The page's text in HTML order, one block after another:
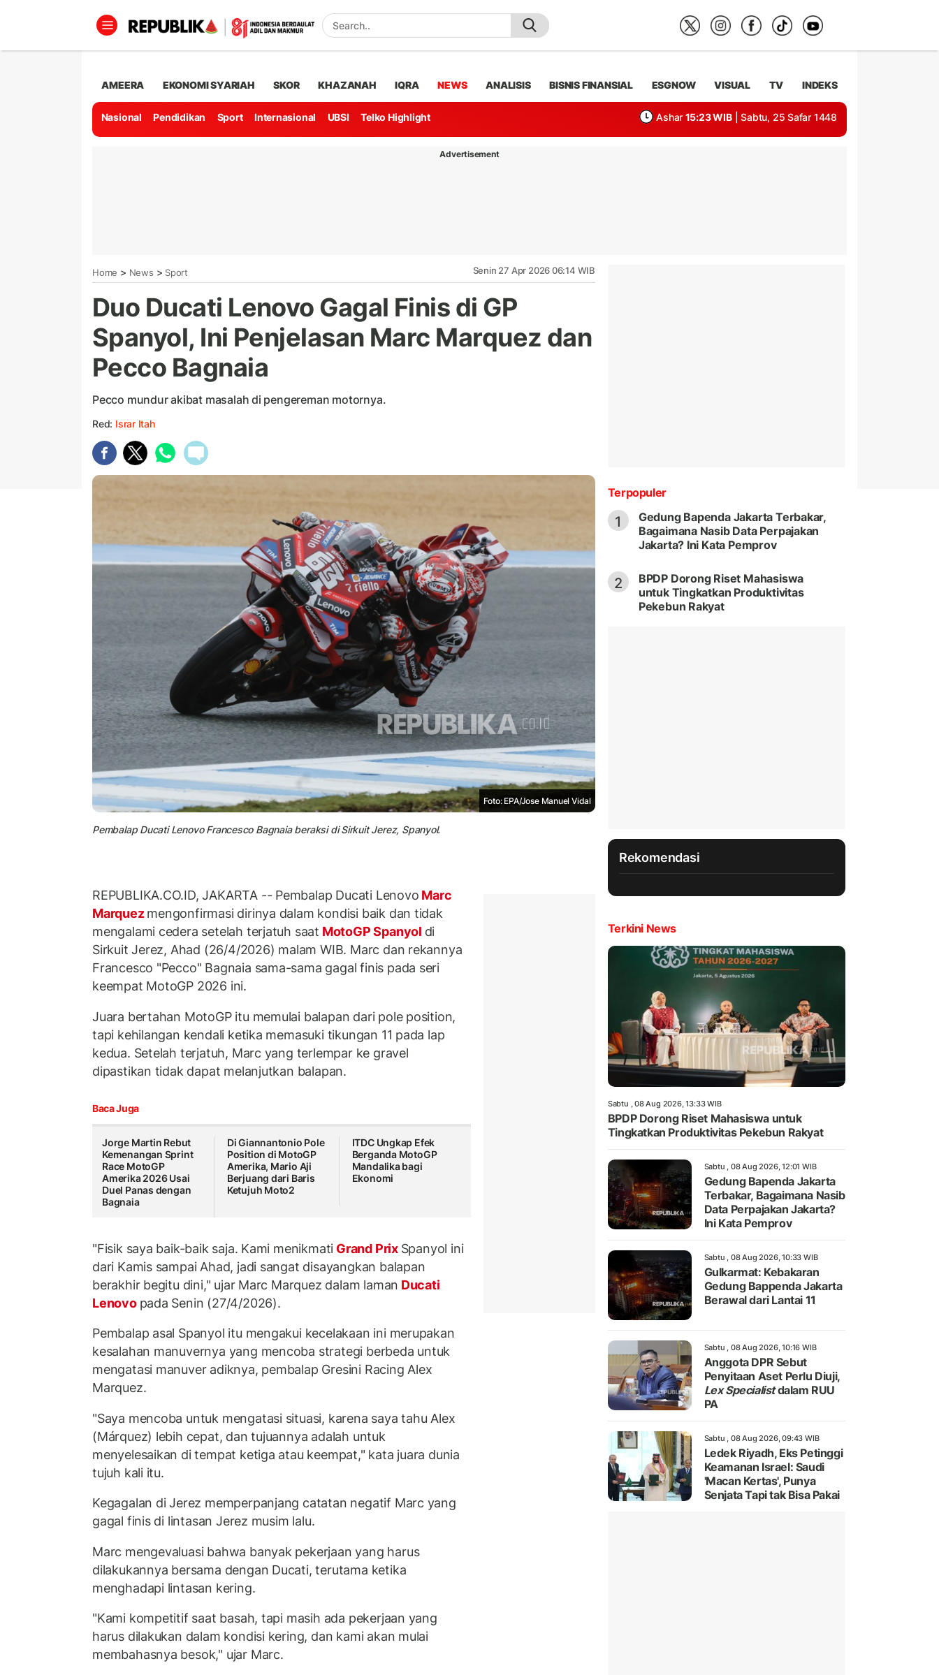
AMEERA EKONOMI SYARIAH SKOR KHAZANAH IQRA NEWS ANALISIS BISNIS FINANSIAL ESGNOW VISUAL TV INDEKS
Nasional Pendidikan Sport Internasional UBSI Telko Highlight Ashar 15:23 WIB | Sabtu, 25 Safar 1448
Advertisement
Home > News > Sport Senin 27 Apr 2026 06:14 WIB
Duo Ducati Lenovo Gagal Finis di GP
Spanyol, Ini Penjelasan Marc Marquez dan
Pecco Bagnaia
Pecco mundur akibat masalah di pengereman motornya.
Red: Israr Itah
Foto: EPA/Jose Manuel Vidal
Pembalap Ducati Lenovo Francesco Bagnaia beraksi di Sirkuit Jerez, Spanyol.
REPUBLIKA.CO.ID, JAKARTA -- Pembalap Ducati Lenovo Marc
Marquezmengonfirmasi dirinya dalam kondisi baik dan tidak
mengalami cedera setelah terjatuh saat MotoGP Spanyol di
Sirkuit Jerez, Ahad (26/4/2026) malam WIB. Marc dan rekannya
Francesco "Pecco" Bagnaia sama-sama gagal finis pada seri
keempat MotoGP 2026 ini.
Juara bertahan MotoGP itu memulai balapan dari pole position,
tapi kehilangan kendali ketika memasuki tikungan 11 pada lap
kedua. Setelah terjatuh, Marc yang terlempar ke gravel
dipastikan tidak dapat melanjutkan balapan.
Baca Juga
Jorge Martin Rebut
Kemenangan Sprint
Race MotoGP
Amerika 2026 Usai
Duel Panas dengan
Bagnaia
Di Giannantonio Pole
Position di MotoGP
Amerika, Mario Aji
Berjuang dari Baris
Ketujuh Moto2
ITDC Ungkap Efek
Berganda MotoGP
Mandalika bagi
Ekonomi
"Fisik saya baik-baik saja. Kami menikmati Grand Prix Spanyol ini
dari Kamis sampai Ahad, jadi sangat disayangkan balapan
berakhir begitu dini," ujar Marc Marquez dalam laman Ducati
Lenovo pada Senin (27/4/2026).
Pembalap asal Spanyol itu mengakui kecelakaan ini merupakan
kesalahan manuvernya yang mencoba strategi berbeda untuk
mengatasi manuver adiknya, pembalap Gresini Racing Alex
Marquez.
"Saya mencoba untuk mengatasi situasi, karena saya tahu Alex
(Márquez) lebih cepat, dan tujuannya adalah untuk
menyelesaikan di tempat ketiga atau keempat," kata juara dunia
tujuh kali itu.
Kegagalan di Jerez memperpanjang catatan negatif Marc yang
gagal finis di lintasan Jerez musim lalu.
Marc mengevaluasi bahwa banyak pekerjaan yang harus
dilakukannya bersama dengan Ducati, terutama ketika
menghadapi lintasan kering.
"Kami kompetitif saat basah, tapi masih ada pekerjaan yang
harus dilakukan dalam kondisi kering, dan kami akan mulai
membahasnya besok," ujar Marc.
Terpopuler
1
Gedung Bapenda Jakarta Terbakar,
Bagaimana Nasib Data Perpajakan
Jakarta? Ini Kata Pemprov
2
BPDP Dorong Riset Mahasiswa
untuk Tingkatkan Produktivitas
Pekebun Rakyat
Rekomendasi
Terkini News
Sabtu , 08 Aug 2026, 13:33 WIB
BPDP Dorong Riset Mahasiswa untuk
Tingkatkan Produktivitas Pekebun Rakyat
Sabtu , 08 Aug 2026, 12:01 WIB
Gedung Bapenda Jakarta
Terbakar, Bagaimana Nasib
Data Perpajakan Jakarta?
Ini Kata Pemprov
Sabtu , 08 Aug 2026, 10:33 WIB
Gulkarmat: Kebakaran
Gedung Bappenda Jakarta
Berawal dari Lantai 11
Sabtu , 08 Aug 2026, 10:16 WIB
Anggota DPR Sebut
Penyitaan Aset Perlu Diuji,
Lex Specialistdalam RUU
PA
Sabtu , 08 Aug 2026, 09:43 WIB
Ledek Riyadh, Eks Petinggi
Keamanan Israel: Saudi
'Macan Kertas', Punya
Senjata Tapi tak Bisa Pakai